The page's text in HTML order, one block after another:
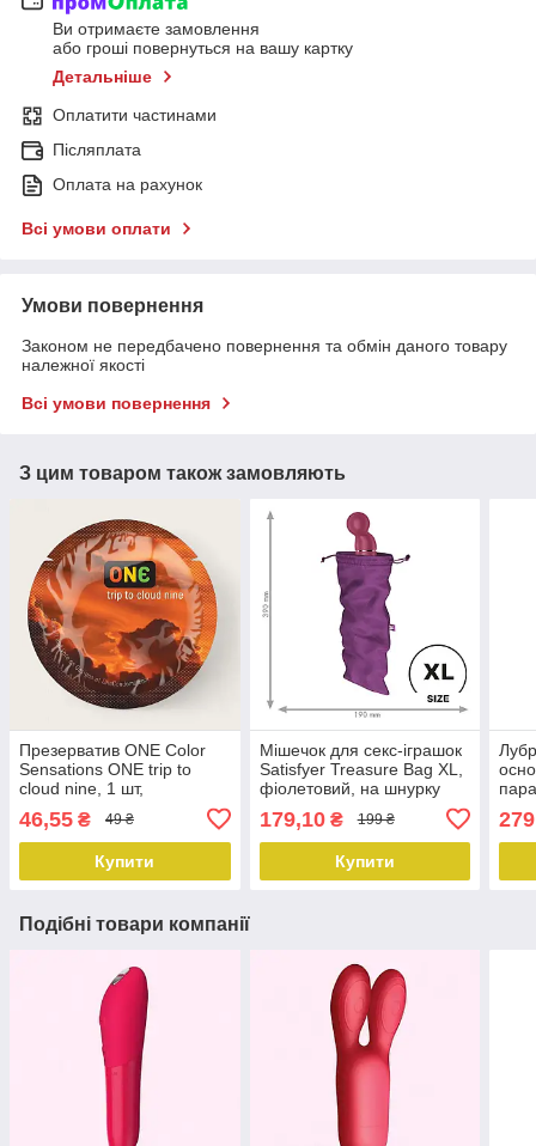
Ви отримаєте замовлення
або гроші повернуться на вашу картку
Детальніше
Оплатити частинами
Післяплата
Оплата на рахунок
Всі умови оплати
Умови повернення
Законом не передбачено повернення та обмін даного товару
належної якості
Всі умови повернення
З цим товаром також замовляють
Презерватив ONE Color
Sensations ONE trip to
cloud nine, 1 шт,
гладенький, зі змазкою
46,55 ₴ 49 ₴
Купити
Мішечок для секс-іграшок
Satisfyer Treasure Bag XL,
фіолетовий, на шнурку
179,10₴ 199 ₴
Купити
Подібні товари компанії